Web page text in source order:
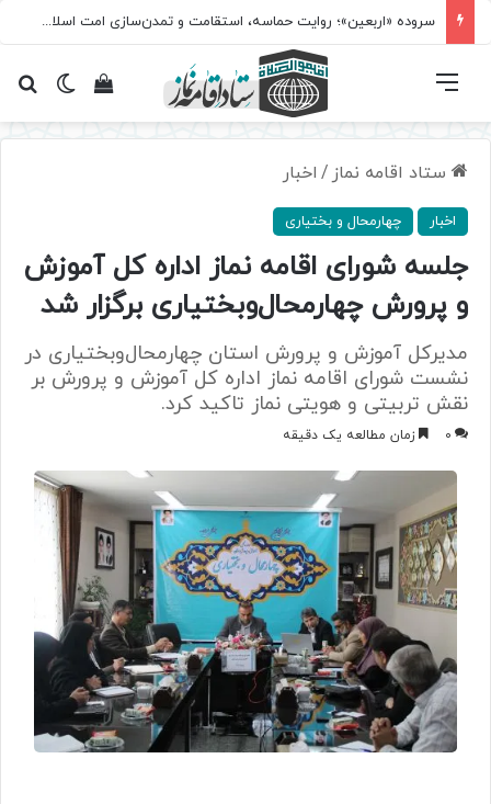
سروده‌ «اربعین»؛ روایت حماسه، استقامت و تمدن‌سازی امت اسلامی
تغییرمشاهده فهرست
ستاد اقامه نماز / اخبار
اخبار چهارمحال و بختیاری
جلسه شورای اقامه نماز اداره کل آموزش
و پرورش چهارمحال‌وبختیاری برگزار شد
مدیرکل آموزش و پرورش استان چهارمحال‌وبختیاری در
نشست شورای اقامه نماز اداره کل آموزش و پرورش بر
نقش تربیتی و هویتی نماز تاکید کرد.
0 زمان مطالعه یک دقیقه